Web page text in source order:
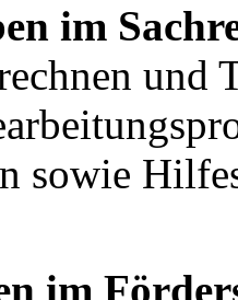
im
und
sowie
im